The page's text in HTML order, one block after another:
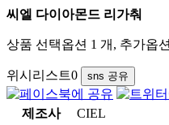
씨엘 다이아몬드 리가춰
상품 선택옵션 1 개, 추가옵
위시리스트0 sns 공유
제조사
CIEL